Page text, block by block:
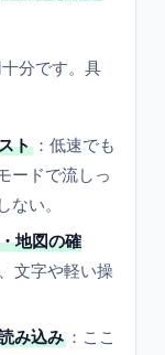
分です。具
ト ：低速でも
ードで流しっ
い。
地図の確
文字や軽い操
み込み ：ここ